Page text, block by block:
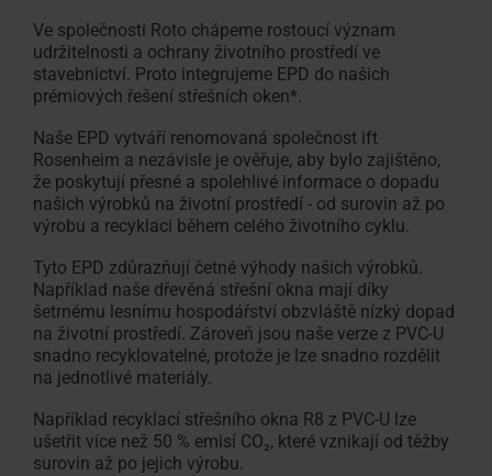
Ve společnosti Roto chápeme rostoucí význam
udržitelnosti a ochrany životního prostředí ve
stavebnictví. Proto integrujeme EPD do našich
prémiových řešení střešních oken*.
Naše EPD vytváří renomovaná společnost ift
Rosenheim a nezávisle je ověřuje, aby bylo zajištěno,
že poskytují přesné a spolehlivé informace o dopadu
našich výrobků na životní prostředí - od surovin až po
výrobu a recyklaci během celého životního cyklu.
Tyto EPD zdůrazňují četné výhody našich výrobků.
Například naše dřevěná střešní okna mají díky
šetrnému lesnímu hospodářství obzvláště nízký dopad
na životní prostředí. Zároveň jsou naše verze z PVC-U
snadno recyklovatelné, protože je lze snadno rozdělit
na jednotlivé materiály.
Například recyklací střešního okna R8 z PVC-U lze
ušetřit více než 50 % emisí CO₂, které vznikají od těžby
surovin až po jejich výrobu.